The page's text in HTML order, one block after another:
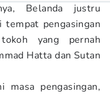
Belanda justru
tempat pengasingan
yang pernah
Hatta dan Sutan
masa pengasingan,